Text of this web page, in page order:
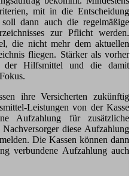
mit in die Entscheidung
dann auch die regelmäßige
zur Pflicht werden.
die nicht mehr dem aktuellen
fliegen. Stärker als vorher
Hilfsmittel und die damit
ihre Versicherten zukünftig
Leistungen von der Kasse
Aufzahlung für zusätzliche
diese Aufzahlung
Die Kassen können dann
verbundene Aufzahlung auch